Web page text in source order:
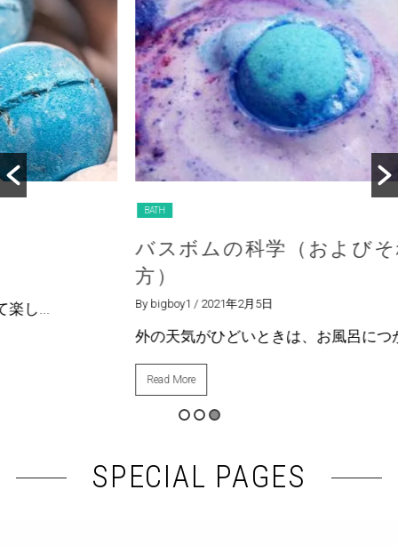
バスボムの科学（およびそれらの作り
By bigboy1 / 2021年2月5日
外の天気がひどいときは、お風呂につかるの...
SPECIAL PAGES